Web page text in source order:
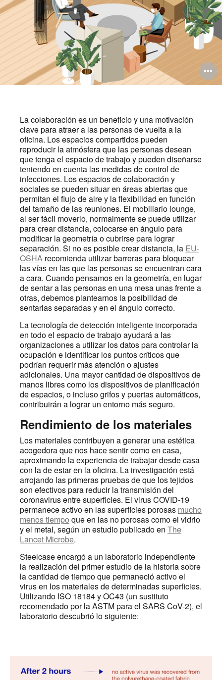
La colaboración es un beneficio y una motivación
clave para atraer a las personas de vuelta a la
oficina. Los espacios compartidos pueden
reproducir la atmósfera que las personas desean
que tenga el espacio de trabajo y pueden diseñarse
teniendo en cuenta las medidas de control de
infecciones. Los espacios de colaboración y
sociales se pueden situar en áreas abiertas que
permitan el flujo de aire y la flexibilidad en función
del tamaño de las reuniones. El mobiliario lounge,
al ser fácil moverlo, normalmente se puede utilizar
para crear distancia, colocarse en ángulo para
modificar la geometría o cubrirse para lograr
separación. Si no es posible crear distancia, la EU-
OSHA recomienda utilizar barreras para bloquear
las vías en las que las personas se encuentran cara
a cara. Cuando pensamos en la geometría, en lugar
de sentar a las personas en una mesa unas frente a
otras, debemos plantearnos la posibilidad de
sentarlas separadas y en el ángulo correcto.
La tecnología de detección inteligente incorporada
en todo el espacio de trabajo ayudará a las
organizaciones a utilizar los datos para controlar la
ocupación e identificar los puntos críticos que
podrían requerir más atención o ajustes
adicionales. Una mayor cantidad de dispositivos de
manos libres como los dispositivos de planificación
de espacios, o incluso grifos y puertas automáticos,
contribuirán a lograr un entorno más seguro.
Rendimiento de los materiales
Los materiales contribuyen a generar una estética
acogedora que nos hace sentir como en casa,
aproximando la experiencia de trabajar desde casa
con la de estar en la oficina. La investigación está
arrojando las primeras pruebas de que los tejidos
son efectivos para reducir la transmisión del
coronavirus entre superficies. El virus COVID-19
permanece activo en las superficies porosas mucho
menos tiempo que en las no porosas como el vidrio
y el metal, según un estudio publicado en The
Lancet Microbe.
Steelcase encargó a un laboratorio independiente
la realización del primer estudio de la historia sobre
la cantidad de tiempo que permaneció activo el
virus en los materiales de determinadas superficies.
Utilizando ISO 18184 y OC43 (un sustituto
recomendado por la ASTM para el SARS CoV-2), el
laboratorio descubrió lo siguiente: